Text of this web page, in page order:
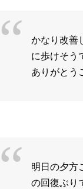
かなり改善
に歩けそう
ありがとう
明日の夕方
の回復ぶり